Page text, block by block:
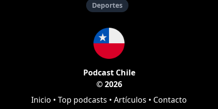
Deportes
Podcast Chile
© 2026
Inicio • Top podcasts • Artículos • Contacto